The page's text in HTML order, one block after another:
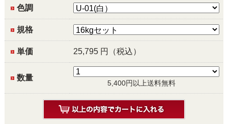
色調
規格
単価 25,795 円（税込）
数量
5,400円以上送料無料